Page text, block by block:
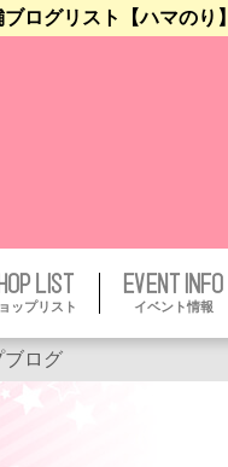
ログリスト【ハマのり】
ップリスト イベント情報
ブログ